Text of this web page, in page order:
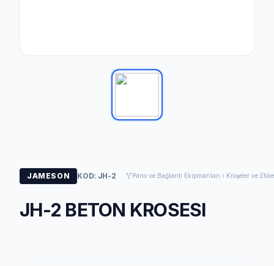
JAMESON KOD: JH-2 Pano ve Bağlantı Ekipmanları › Kroşeler ve
JH-2 BETON KROSESI